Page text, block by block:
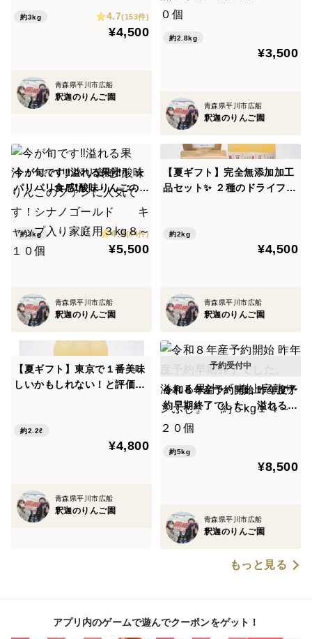
小玉キャップ入り３kg１０～
約3kg 4.7(153件)
¥4,500
青森県平川市広船
釈迦のりんご園
シー 秋の初物完熟つがる
家庭用９ー１０個
約2.8kg
¥3,500
青森県平川市広船
釈迦のりんご園
今が旬です‼️溢れる果汁！ ☆
パリパリ食感❗酸味りんごのフ
ルド キャップ入り家庭用
３kg８～１０個
約3kg 4.8(84件)
¥5,500
青森県平川市広船
釈迦のりんご園
【夏ギフト】完全無添加加工
品セット✨ ２種のドライフル
約2kg
¥4,500
青森県平川市広船
釈迦のりんご園
【夏ギフト】東京で１番美味
しいかもしれない！と評価し
「百年の想い」 720ml 3本セ
約2.2ℓ
¥4,800
青森県平川市広船
釈迦のりんご園
令和８年産予約開始 昨年度予
約早期終了でした。 溢れる果
汁♪『 樹上完熟サンふじ』
約５kg１４～２０個
約5kg
¥8,500
青森県平川市広船
釈迦のりんご園
もっと見る
アプリ内のゲームで遊んでクーポンをゲット！